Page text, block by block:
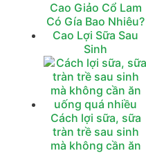
Cao Giảo Cổ Lam
Có Gía Bao Nhiêu?
Cao Lợi Sữa Sau
Sinh
Cách lợi sữa, sữa
tràn trề sau sinh
mà không cần ăn